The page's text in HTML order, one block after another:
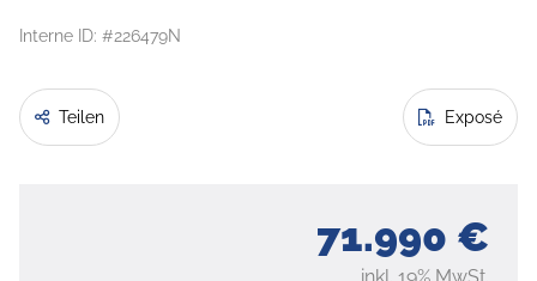
Interne ID: #226479N
Teilen Exposé
71.990 €